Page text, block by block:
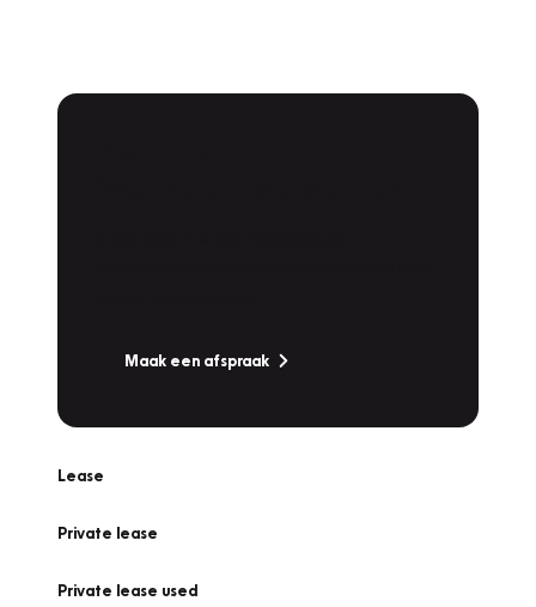
Maak een afspraak
Lease
Private lease
Private lease used